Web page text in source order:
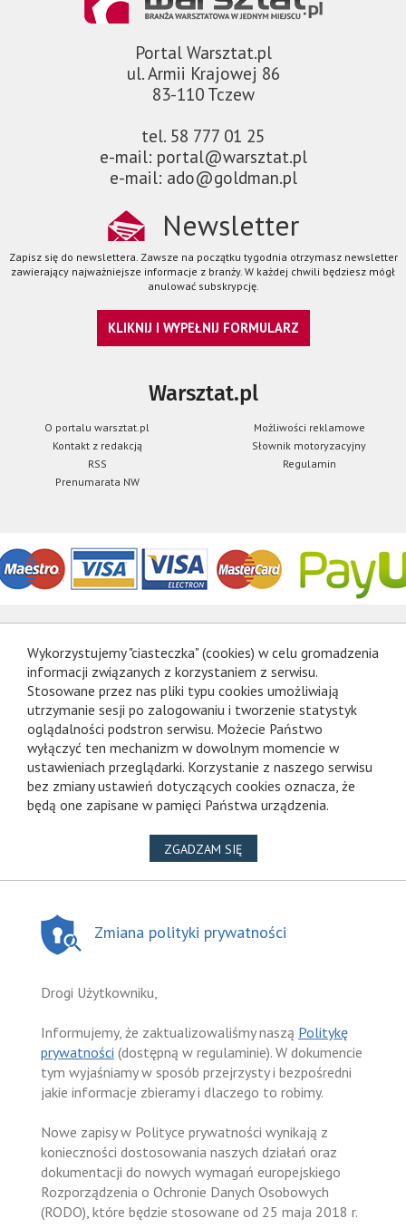
Portal Warsztat.pl
ul. Armii Krajowej 86
83-110 Tczew
tel. 58 777 01 25
e-mail: portal@warsztat.pl
e-mail: ado@goldman.pl
Newsletter
Zapisz się do newslettera. Zawsze na początku tygodnia otrzymasz newsletter
zawierający najważniejsze informacje z branży. W każdej chwili będziesz mógł
anulować subskrypcję.
KLIKNIJ I WYPEŁNIJ FORMULARZ
Warsztat.pl
O portalu warsztat.pl
Możliwości reklamowe
Kontakt z redakcją
Słownik motoryzacyjny
RSS
Regulamin
Prenumarata NW
Wykorzystujemy "ciasteczka" (cookies) w celu gromadzenia
informacji związanych z korzystaniem z serwisu.
Stosowane przez nas pliki typu cookies umożliwiają
utrzymanie sesji po zalogowaniu i tworzenie statystyk
oglądalności podstron serwisu. Możecie Państwo
wyłączyć ten mechanizm w dowolnym momencie w
ustawieniach przeglądarki. Korzystanie z naszego serwisu
bez zmiany ustawień dotyczących cookies oznacza, że
będą one zapisane w pamięci Państwa urządzenia.
ZGADZAM SIĘNA WYKORZYSTANIE PLIKÓW
Zmiana polityki prywatności
Drogi Użytkowniku,
Informujemy, że zaktualizowaliśmy naszą Politykę
prywatności (dostępną w regulaminie). W dokumencie
tym wyjaśniamy w sposób przejrzysty i bezpośredni
jakie informacje zbieramy i dlaczego to robimy.
Nowe zapisy w Polityce prywatności wynikają z
konieczności dostosowania naszych działań oraz
dokumentacji do nowych wymagań europejskiego
Rozporządzenia o Ochronie Danych Osobowych
(RODO), które będzie stosowane od 25 maja 2018 r.